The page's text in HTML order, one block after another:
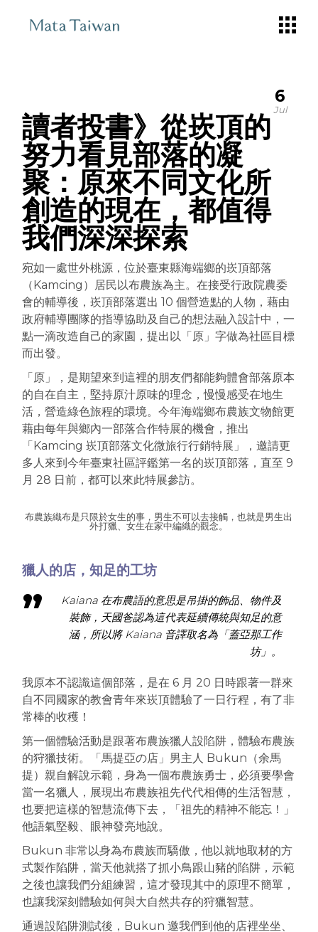
6
Jul
讀者投書》從崁頂的
努力看見部落的凝
聚：原來不同文化所
創造的現在，都值得
我們深深探索
宛如一處世外桃源，位於臺東縣海端鄉的崁頂部落
（Kamcing）居民以布農族為主。在接受行政院農委
會的輔導後，崁頂部落選出 10 個營造點的人物，藉由
政府輔導團隊的指導協助及自己的想法融入設計中，一
點一滴改造自己的家園，提出以「原」字做為社區目標
而出發。
「原」，是期望來到這裡的朋友們都能夠體會部落原本
的自在自主，堅持原汁原味的理念，慢慢感受在地生
活，營造綠色旅程的環境。今年海端鄉布農族文物館更
藉由每年與鄉內一部落合作特展的機會，推出
「Kamcing 崁頂部落文化微旅行行銷特展」，邀請更
多人來到今年臺東社區評鑑第一名的崁頂部落，直至 9
月 28 日前，都可以來此特展參訪。
布農族織布是只限於女生的事，男生不可以去接觸，也就是男生出
外打獵、女生在家中編織的觀念。
獵人的店，知足的工坊
Kaiana 在布農語的意思是吊掛的飾品、物件及
裝飾，天國爸認為這代表延續傳統與知足的意
涵，所以將 Kaiana 音譯取名為「蓋亞那工作
坊」。
我原本不認識這個部落，是在 6 月 20 日時跟著一群來
自不同國家的教會青年來崁頂體驗了一日行程，有了非
常棒的收穫！
第一個體驗活動是跟著布農族獵人設陷阱，體驗布農族
的狩獵技術。「馬提亞の店」男主人 Bukun（余馬
提）親自解說示範，身為一個布農族勇士，必須要學會
當一名獵人，展現出布農族祖先代代相傳的生活智慧，
也要把這樣的智慧流傳下去，「祖先的精神不能忘！」
他語氣堅毅、眼神發亮地說。
Bukun 非常以身為布農族而驕傲，他以就地取材的方
式製作陷阱，當天他就搭了抓小鳥跟山豬的陷阱，示範
之後也讓我們分組練習，這才發現其中的原理不簡單，
也讓我深刻體驗如何與大自然共存的狩獵智慧。
通過設陷阱測試後，Bukun 邀我們到他的店裡坐坐、